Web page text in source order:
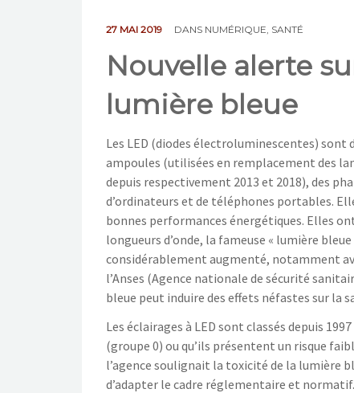
27 MAI 2019 DANS NUMÉRIQUE SANTÉ
Nouvelle alerte
lumière bleue
Les LED (diodes électroluminescentes) sont
ampoules (utilisées en remplacement des
depuis respectivement 2013 et 2018), des
d’ordinateurs et de téléphones portables.
bonnes performances énergétiques. Elles
longueurs d’onde, la fameuse « lumière
considérablement augmenté, notamment
l’Anses (Agence nationale de sécurité
bleue peut induire des effets néfastes sur la
Les éclairages à LED sont classés depuis
(groupe 0) ou qu’ils présentent un risque
l’agence soulignait la toxicité de la lumière
d’adapter le cadre réglementaire et